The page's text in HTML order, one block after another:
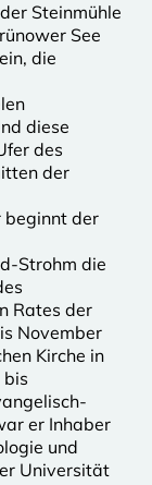
Steinmühle
See
die
diese
des
der
beginnt der
Strohm die
Rates der
November
Kirche in
bis
er Inhaber
und
Universität